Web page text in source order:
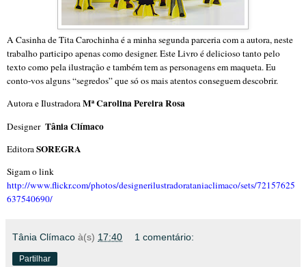
A Casinha de Tita Carochinha é a minha segunda parceria com a autora, neste
trabalho participo apenas como designer. Este Livro é delicioso tanto pelo
texto como pela ilustração e também tem as personagens em maqueta. Eu
conto-vos alguns “segredos” que só os mais atentos conseguem descobrir.
Autora e IlustradoraMª Carolina Pereira Rosa
Designer Tânia Clímaco
EditoraSOREGRA
Sigam o link
http://www.flickr.com/photos/designerilustradorataniaclimaco/sets/72157625
637540690/
Tânia Clímaco à(s) 17:40 1 comentário:
Partilhar